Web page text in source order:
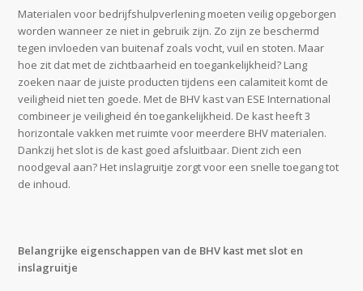
Materialen voor bedrijfshulpverlening moeten veilig opgeborgen
worden wanneer ze niet in gebruik zijn. Zo zijn ze beschermd
tegen invloeden van buitenaf zoals vocht, vuil en stoten. Maar
hoe zit dat met de zichtbaarheid en toegankelijkheid? Lang
zoeken naar de juiste producten tijdens een calamiteit komt de
veiligheid niet ten goede. Met de BHV kast van ESE International
combineer je veiligheid én toegankelijkheid. De kast heeft 3
horizontale vakken met ruimte voor meerdere BHV materialen.
Dankzij het slot is de kast goed afsluitbaar. Dient zich een
noodgeval aan? Het inslagruitje zorgt voor een snelle toegang tot
de inhoud.
Belangrijke eigenschappen van de BHV kast met slot en
inslagruitje